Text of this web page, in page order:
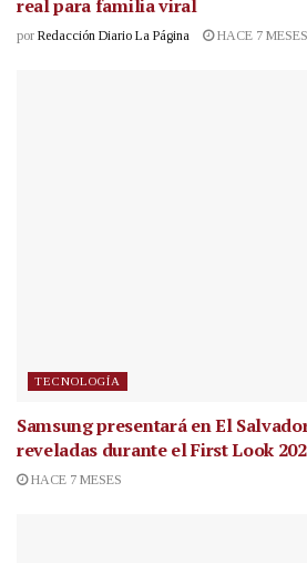
real para familia viral
por Redacción Diario La Página HACE 7 MESES
TECNOLOGÍA
Samsung presentará en El
reveladas durante el First Look
HACE 7 MESES